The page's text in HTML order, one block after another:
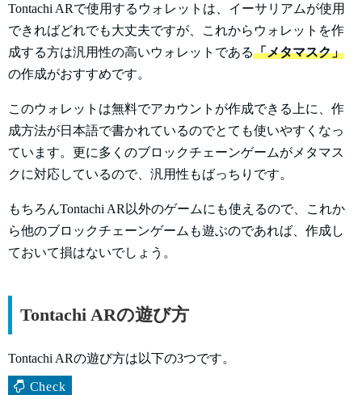
Tontachi ARで使用するウォレットは、イーサリアムが使用
できればどれでも大丈夫ですが、これからウォレットを作
成する方は汎用性の高いウォレットである「メタマスク」
の作成がおすすめです。
このウォレットは無料でアカウントが作成できる上に、作
成方法が日本語で書かれているのでとても使いやすくなっ
ています。更に多くのブロックチェーンゲームがメタマス
クに対応しているので、汎用性もばっちりです。
もちろんTontachi AR以外のゲームにも使えるので、これか
ら他のブロックチェーンゲームも遊ぶのであれば、作成し
ておいて損はないでしょう。
Tontachi ARの遊び方
Tontachi ARの遊び方は以下の3つです。